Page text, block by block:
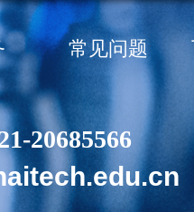
常见问题
20685566